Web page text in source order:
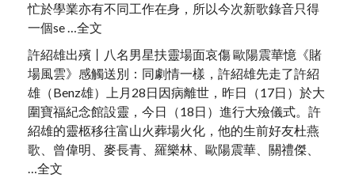
忙於學業亦有不同工作在身，所以今次新歌錄音只得
一個se …全文
許紹雄出殯丨八名男星扶靈場面哀傷 歐陽震華憶《賭
場風雲》感觸送別：同劇情一樣，許紹雄先走了許紹
雄（Benz雄）上月28日因病離世，昨日（17日）於大
圍寶福紀念館設靈，今日（18日）進行大殮儀式。許
紹雄的靈柩移往富山火葬場火化，他的生前好友杜燕
歌、曾偉明、麥長青、羅樂林、歐陽震華、關禮傑、
…全文